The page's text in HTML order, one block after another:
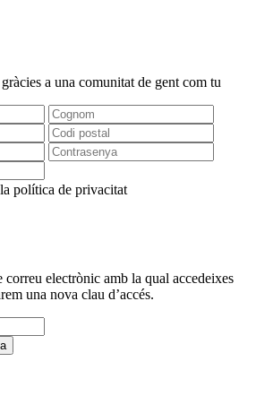
gràcies a una comunitat de gent com tu
política de privacitat
correu electrònic amb la qual accedeixes
una nova clau d’accés.